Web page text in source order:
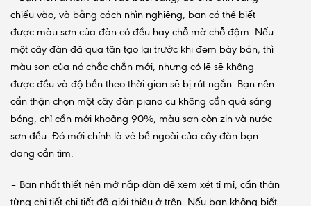
chiếu vào, và bằng cách nhìn nghiêng, bạn có thể biết
được màu sơn của đàn có đều hay chỗ mờ chỗ đậm. Nếu
một cây đàn đã qua tân tạo lại trước khi đem bày bán, thì
màu sơn của nó chắc chắn mới, nhưng có lẽ sẽ không
được đều và độ bền theo thời gian sẽ bị rút ngắn. Bạn nên
cẩn thận chọn một cây đàn piano cũ không cần quá sáng
bóng, chỉ cần mới khoảng 90%, màu sơn còn zin và nước
sơn đều. Đó mới chính là vẻ bề ngoài của cây đàn bạn
đang cần tìm.
– Bạn nhất thiết nên mở nắp đàn để xem xét tỉ mỉ, cẩn thận
từng chi tiết chi tiết đã giới thiệu ở trên. Nếu bạn không biết